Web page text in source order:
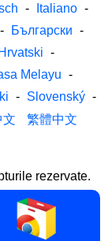
- Italiano -
- Български -
Hrvatski -
Melayu -
- Slovenský -
文
繁體中文
rezervate.